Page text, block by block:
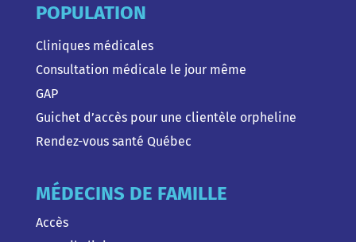
POPULATION
Cliniques médicales
Consultation médicale le jour même
GAP
Guichet d’accès pour une clientèle orpheline
Rendez-vous santé Québec
MÉDECINS DE FAMILLE
Accès